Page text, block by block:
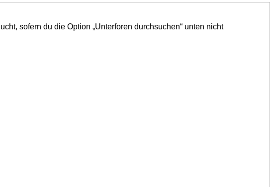
sofern du die Option „Unterforen durchsuchen“ unten nicht